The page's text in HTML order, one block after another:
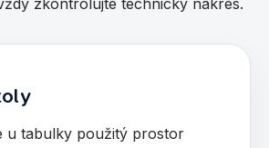
u tabulky použitý prostor